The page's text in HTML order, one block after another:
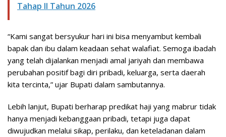
Tahap II Tahun 2026
“Kami sangat bersyukur hari ini bisa menyambut kembali
bapak dan ibu dalam keadaan sehat walafiat. Semoga ibadah
yang telah dijalankan menjadi amal jariyah dan membawa
perubahan positif bagi diri pribadi, keluarga, serta daerah
kita tercinta,” ujar Bupati dalam sambutannya.
Lebih lanjut, Bupati berharap predikat haji yang mabrur tidak
hanya menjadi kebanggaan pribadi, tetapi juga dapat
diwujudkan melalui sikap, perilaku, dan keteladanan dalam